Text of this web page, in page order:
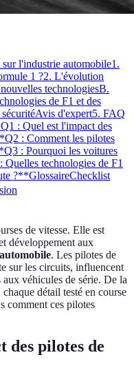
l'industrie automobile1.
1 ?2. L'évolution
technologiesB.
de F1 et des
Avis d'expert5. FAQ
: Quel est l'impact des
: Comment les pilotes
: Pourquoi les voitures
technologies de F1
?**GlossaireChecklist
de vitesse. Elle est
développement aux
. Les pilotes de
sur les circuits, influencent
véhicules de série. De la
détail testé en course
comment ces pilotes
des pilotes de